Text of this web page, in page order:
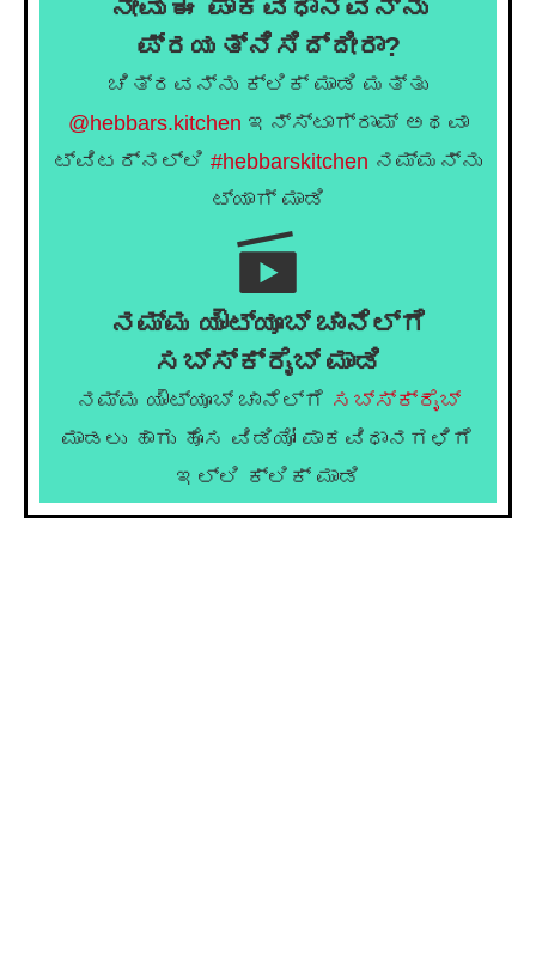
ನೀವು ಈ ಪಾಕವಿಧಾನವನ್ನು
ಪ್ರಯತ್ನಿಸಿದ್ದೀರಾ?
ಚಿತ್ರವನ್ನು ಕ್ಲಿಕ್ ಮಾಡಿ ಮತ್ತು
@hebbars.kitchen ಇನ್ಸ್ಟಾಗ್ರಾಮ್ ಅಥವಾ
ಟ್ವಿಟರ್‌ನಲ್ಲಿ #hebbarskitchen ನಮ್ಮನ್ನು
ಟ್ಯಾಗ್ ಮಾಡಿ
ನಮ್ಮ ಯೌಟ್ಯೂಬ್ ಚಾನೆಲ್ಗೆ
ಸಬ್ಸ್ಕ್ರೈಬ್ ಮಾಡಿ
ನಮ್ಮ ಯೌಟ್ಯೂಬ್ ಚಾನೆಲ್ಗೆ ಸಬ್ಸ್ಕ್ರೈಬ್
ಮಾಡಲು ಹಾಗು ಹೊಸ ವಿಡಿಯೋ ಪಾಕವಿಧಾನಗಳಿಗೆ
ಇಲ್ಲಿ ಕ್ಲಿಕ್ ಮಾಡಿ